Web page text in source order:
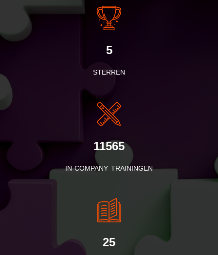
5
STERREN
11565
IN-COMPANY TRAININGEN
25